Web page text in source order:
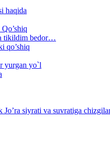
haqida
tikildim bedor…
qo’shiq
yurgan yo`l
siyrati va suvratiga